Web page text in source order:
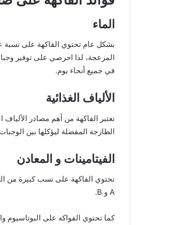
الماء
بشكل عام تحتوي الفاكهة على
المزعجة، لذا احرصي على توفير
في جميع أنحاء يوم.
الألياف الغذائية
تعتبر الفاكهة من أهم مصادر
الطازجة المفضلة ليؤكلها بين
الفيتامينات و المعادن
A و B.
كما تحتوي الفواكه على